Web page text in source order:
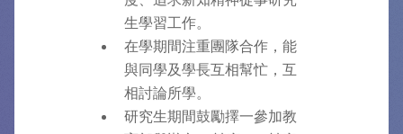
生學習工作。
在學期間注重團隊合作，能
與同學及學長互相幫忙，互
相討論所學。
研究生期間鼓勵擇一參加教